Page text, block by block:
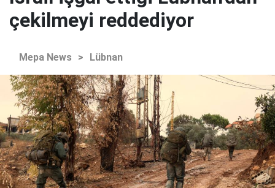
çekilmeyi reddediyor
Mepa News > Lübnan